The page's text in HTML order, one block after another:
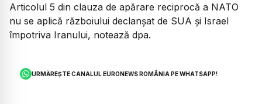
Articolul 5 din clauza de apărare reciprocă a NATO
nu se aplică războiului declanșat de SUA și Israel
împotriva Iranului, notează dpa.
URMĂREȘTE CANALUL EURONEWS ROMÂNIA PE WHATSAPP!